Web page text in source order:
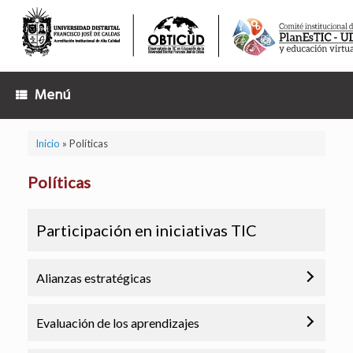
contenido
Menú
Inicio » Políticas
Políticas
Participación en iniciativas TIC
Porcentaje de dependencias de la Universidad
en la Educación
Alianzas estratégicas
Evaluación de los aprendizajes